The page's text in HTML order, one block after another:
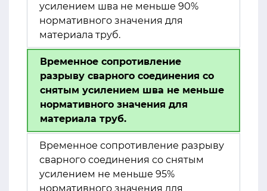
усилением шва не меньше 90%
нормативного значения для
материала труб.
Временное сопротивление
разрыву сварного соединения со
снятым усилением шва не меньше
нормативного значения для
материала труб.
Временное сопротивление разрыву
сварного соединения со снятым
усилением не меньше 95%
нормативного значения для